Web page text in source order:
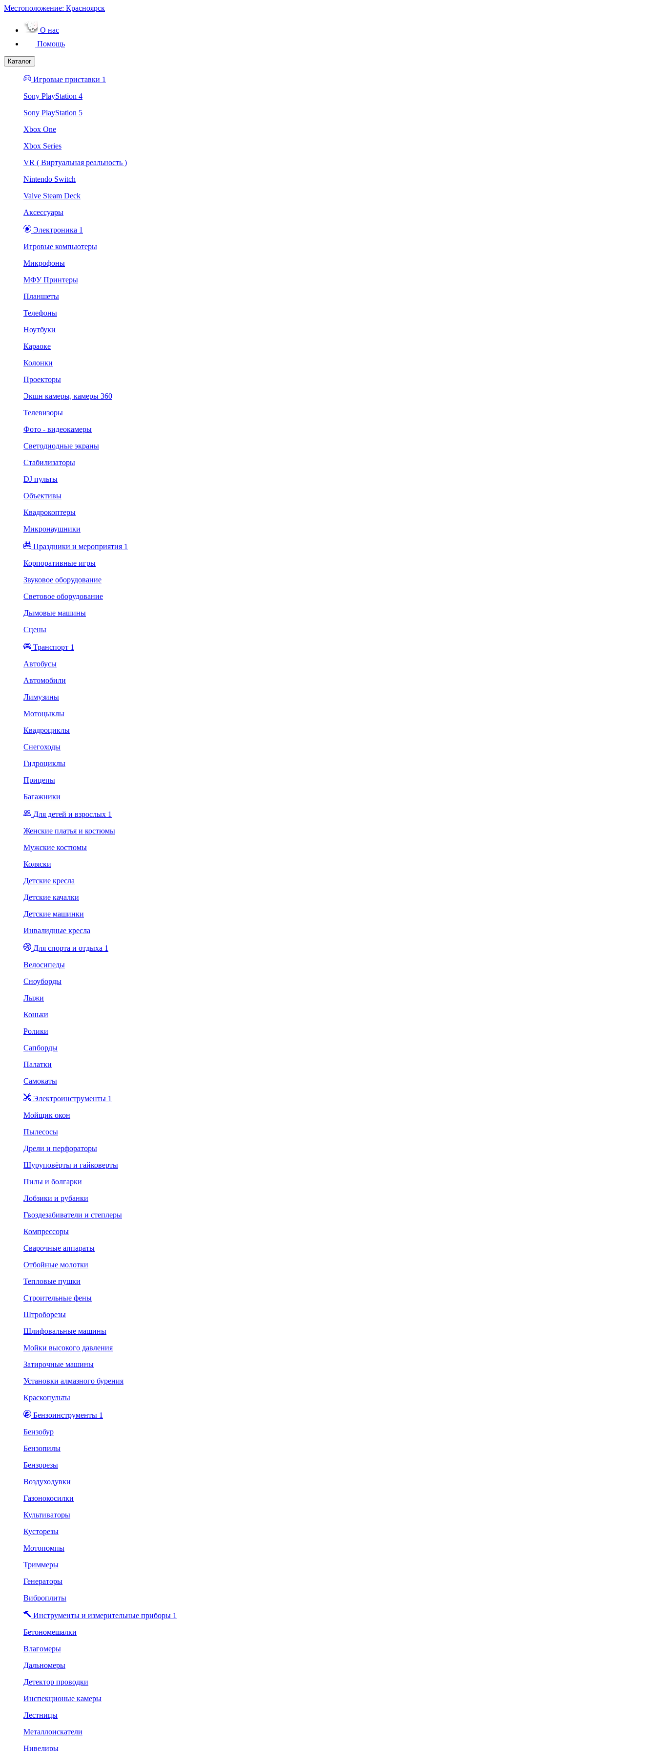
Местоположение: Красноярск
О нас
Помощь
Каталог
Игровые приставки 1
Sony PlayStation 4
Sony PlayStation 5
Xbox One
Xbox Series
VR ( Виртуальная реальность )
Nintendo Switch
Valve Steam Deck
Аксессуары
Электроника 1
Игровые компьютеры
Микрофоны
МФУ Принтеры
Планшеты
Телефоны
Ноутбуки
Караоке
Колонки
Проекторы
Экшн камеры, камеры 360
Телевизоры
Фото - видеокамеры
Светодиодные экраны
Стабилизаторы
DJ пульты
Объективы
Квадрокоптеры
Микронаушники
Праздники и мероприятия 1
Корпоративные игры
Звуковое оборудование
Световое оборудование
Дымовые машины
Сцены
Транспорт 1
Автобусы
Автомобили
Лимузины
Мотоцыклы
Квадроциклы
Снегоходы
Гидроциклы
Прицепы
Багажники
Для детей и взрослых 1
Женские платья и костюмы
Мужские костюмы
Коляски
Детские кресла
Детские качалки
Детские машинки
Инвалидные кресла
Для спорта и отдыха 1
Велосипеды
Сноуборды
Лыжи
Коньки
Ролики
Сапборды
Палатки
Самокаты
Электроинструменты 1
Мойщик окон
Пылесосы
Дрели и перфораторы
Шуруповёрты и гайковерты
Пилы и болгарки
Лобзики и рубанки
Гвоздезабиватели и степлеры
Компрессоры
Сварочные аппараты
Отбойные молотки
Тепловые пушки
Строительные фены
Штроборезы
Шлифовальные машины
Мойки высокого давления
Затирочные машины
Установки алмазного бурения
Краскопульты
Бензоинструменты 1
Бензобур
Бензопилы
Бензорезы
Воздуходувки
Газонокосилки
Культиваторы
Кусторезы
Мотопомпы
Триммеры
Генераторы
Виброплиты
Инструменты и измерительные приборы 1
Бетономешалки
Влагомеры
Дальномеры
Детектор проводки
Инспекционые камеры
Лестницы
Металлоискатели
Нивелиры